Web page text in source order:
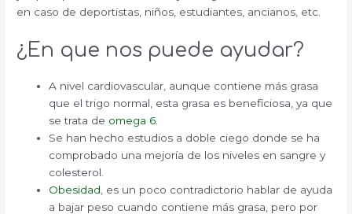
en caso de deportistas, niños, estudiantes, ancianos, etc.
¿En que nos puede ayudar?
A nivel cardiovascular, aunque contiene más grasa
que el trigo normal, esta grasa es beneficiosa, ya que
se trata de omega 6
Se han hecho estudios a doble ciego donde se ha
comprobado una mejoría de los niveles en sangre y
colesterol.
Obesidad , es un poco contradictorio hablar de ayuda
a bajar peso cuando contiene más grasa, pero por